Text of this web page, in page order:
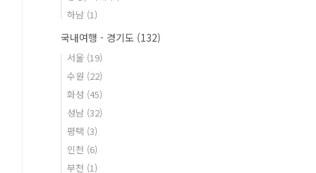
하남 (1)
국내여행 - 경기도 (132)
서울 (19)
수원 (22)
화성 (45)
성남 (32)
평택 (3)
인천 (6)
부천 (1)